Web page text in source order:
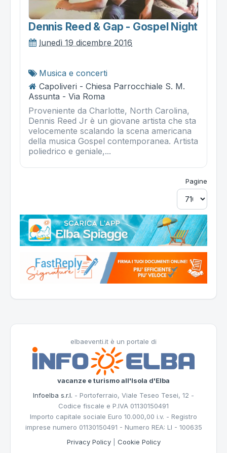
Dennis Reed & Gap - Gospel Night
lunedì 19 dicembre 2016
Musica e concerti
Capoliveri - Chiesa Parrocchiale S. M.
Assunta - Via Roma
Proveniente da Charlotte, North Carolina,
Dennis Reed Jr è un giovane artista che sta
velocemente scalando la scena americana
della musica Gospel contemporanea. Artista
poliedrico e geniale,...
Pagine
elbaeventi.it è un portale di
vacanze e turismo all'Isola d'Elba
Infoelba s.r.l. - Portoferraio, Viale Teseo Tesei, 12 -
Codice fiscale e P.IVA 01130150491
Importo capitale sociale Euro 10.000,00 i.v. - Registro
imprese numero 01130150491 - Numero REA: LI - 100635
Privacy Policy| Cookie Policy